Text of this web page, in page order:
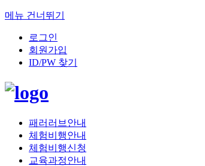
메뉴 건너뛰기
로그인
회원가입
ID/PW 찾기
패러러브안내
체험비행안내
체험비행신청
교육과정안내